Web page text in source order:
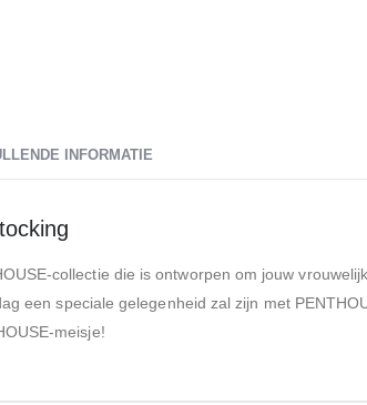
INFORMATIE
collectie die is ontworpen om jouw
een speciale gelegenheid zal zijn met
meisje!